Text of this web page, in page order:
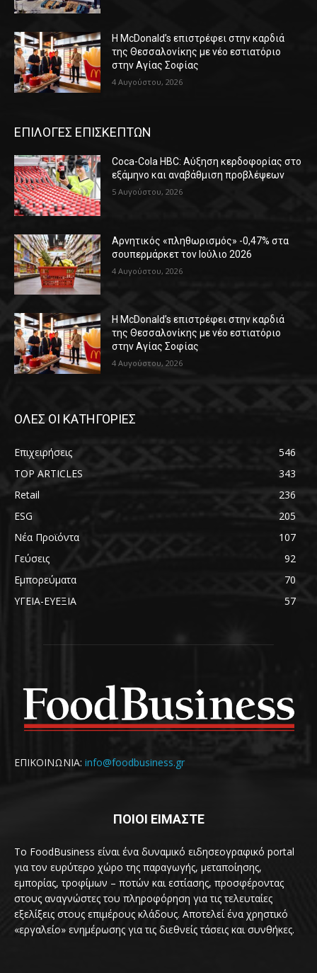
Η McDonald’s επιστρέφει στην καρδιά
της Θεσσαλονίκης με νέο εστιατόριο
στην Αγίας Σοφίας
4 Αυγούστου, 2026
ΕΠΙΛΟΓΕΣ ΕΠΙΣΚΕΠΤΩΝ
Coca-Cola HBC: Αύξηση κερδοφορίας στο
εξάμηνο και αναβάθμιση προβλέψεων
5 Αυγούστου, 2026
Αρνητικός «πληθωρισμός» -0,47% στα
σουπερμάρκετ τον Ιούλιο 2026
4 Αυγούστου, 2026
Η McDonald’s επιστρέφει στην καρδιά
της Θεσσαλονίκης με νέο εστιατόριο
στην Αγίας Σοφίας
4 Αυγούστου, 2026
ΟΛΕΣ ΟΙ ΚΑΤΗΓΟΡΙΕΣ
Επιχειρήσεις
546
TOP ARTICLES
343
Retail
236
ESG
205
Νέα Προϊόντα
107
Γεύσεις
92
Εμπορεύματα
70
ΥΓΕΙΑ-ΕΥΕΞΙΑ
57
ΕΠΙΚΟΙΝΩΝΙΑ: info@foodbusiness.gr
ΠΟΙΟΙ ΕΙΜΑΣΤΕ
Το FoodBusiness είναι ένα δυναμικό ειδησεογραφικό portal
για τον ευρύτερο χώρο της παραγωγής, μεταποίησης,
εμπορίας, τροφίμων – ποτών και εστίασης, προσφέροντας
στους αναγνώστες του πληροφόρηση για τις τελευταίες
εξελίξεις στους επιμέρους κλάδους. Αποτελεί ένα χρηστικό
«εργαλείο» ενημέρωσης για τις διεθνείς τάσεις και συνθήκες.